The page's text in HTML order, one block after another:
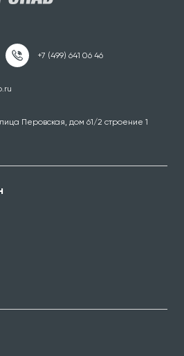
Перовская, дом 61/2 строение 1